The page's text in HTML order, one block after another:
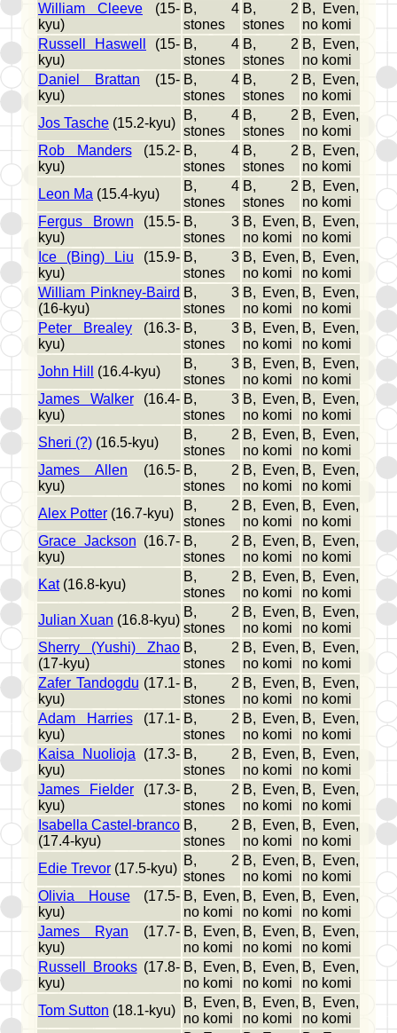
William Cleeve (15-
kyu)
B, 4
stones
B, 2
stones
B, Even,
no komi
Russell Haswell
(15-
kyu)
B, 4
stones
B, 2
stones
B, Even,
no komi
Daniel Brattan (15-
kyu)
B, 4
stones
B, 2
stones
B, Even,
no komi
Jos Tasche (15.2-kyu)
B, 4
stones
B, 2
stones
B, Even,
no komi
Rob Manders(15.2-
kyu)
B, 4
stones
B, 2
stones
B, Even,
no komi
Leon Ma (15.4-kyu)
B, 4
stones
B, 2
stones
B, Even,
no komi
Fergus Brown (15.5-
kyu)
B, 3
stones
B, Even,
no komi
B, Even,
no komi
Ice (Bing) Liu (15.9-
kyu)
B, 3
stones
B, Even,
no komi
B, Even,
no komi
William Pinkney-Baird
(16-kyu)
B, 3
stones
B, Even,
no komi
B, Even,
no komi
Peter Brealey (16.3-
kyu)
B, 3
stones
B, Even,
no komi
B, Even,
no komi
John Hill
(16.4-kyu)
B, 3
stones
B, Even,
no komi
B, Even,
no komi
James Walker(16.4-
kyu)
B, 3
stones
B, Even,
no komi
B, Even,
no komi
Sheri (?) (16.5-kyu)
B, 2
stones
B, Even,
no komi
B, Even,
no komi
James Allen (16.5-
kyu)
B, 2
stones
B, Even,
no komi
B, Even,
no komi
Alex Potter (16.7-kyu)
B, 2
stones
B, Even,
no komi
B, Even,
no komi
Grace Jackson (16.7-
kyu)
B, 2
stones
B, Even,
no komi
B, Even,
no komi
Kat(16.8-kyu)
B, 2
stones
B, Even,
no komi
B, Even,
no komi
Julian Xuan (16.8-kyu)
B, 2
stones
B, Even,
no komi
B, Even,
no komi
Sherry (Yushi) Zhao
(17-kyu)
B, 2
stones
B, Even,
no komi
B, Even,
no komi
Zafer Tandogdu (17.1-
kyu)
B, 2
stones
B, Even,
no komi
B, Even,
no komi
Adam Harries(17.1-
kyu)
B, 2
stones
B, Even,
no komi
B, Even,
no komi
Kaisa Nuolioja (17.3-
kyu)
B, 2
stones
B, Even,
no komi
B, Even,
no komi
James Fielder (17.3-
kyu)
B, 2
stones
B, Even,
no komi
B, Even,
no komi
Isabella Castel-branco
(17.4-kyu)
B, 2
stones
B, Even,
no komi
B, Even,
no komi
Edie Trevor (17.5-kyu)
B, 2
stones
B, Even,
no komi
B, Even,
no komi
Olivia House(17.5-
kyu)
B, Even,
no komi
B, Even,
no komi
B, Even,
no komi
James Ryan (17.7-
kyu)
B, Even,
no komi
B, Even,
no komi
B, Even,
no komi
Russell Brooks(17.8-
kyu)
B, Even,
no komi
B, Even,
no komi
B, Even,
no komi
Tom Sutton (18.1-kyu)
B, Even,
no komi
B, Even,
no komi
B, Even,
no komi